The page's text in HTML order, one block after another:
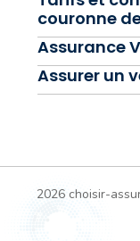
couronne
Assurance
Assurer un
2026 choisir-